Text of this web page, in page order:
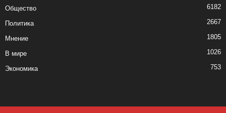
Общество 6182
Политика 2667
Мнение 1805
В мире 1026
Экономика 753